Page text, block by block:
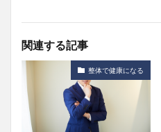
関連する記事
整体で健康になる